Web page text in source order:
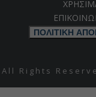
ΠΟΛΙΤΙΚΗ
Rights